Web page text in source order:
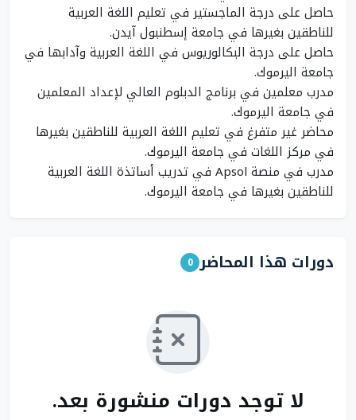
حاصل على درجة الماجستير في تعليم اللغة العربية
حاصل على درجة البكالوريوس في اللغة العربية وآدابها في
مدرب معلمين في برنامج الدبلوم العالي لإعداد المعلمين
محاضر غير متفرغ في تعليم اللغة العربية للناطقين بغيرها
مدرب في منصة Apsol في تدريب أساتذة اللغة العربية
للناطقين بغيرها في جامعة اليرموك.
دورات هذا المحاضر 0
لا توجد دورات منشورة بعد.